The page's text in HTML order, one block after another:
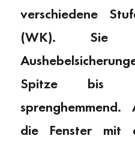
verschiedene
(WK). Sie
Spitze bis
die Fenster mit